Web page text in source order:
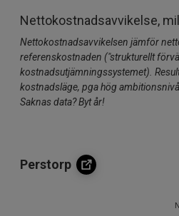
Nettokostnadsavvikelse,
Nettokostnadsavvikelsen jämför
referenskostnaden ("strukturellt
kostnadsutjämningssystemet).
kostnadsläge, pga hög
Saknas data? Byt år!
Perstorp